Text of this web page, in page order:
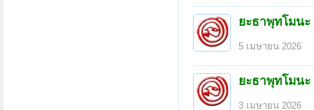
ยะธาพุทโมนะ
5 เมษายน 2026
ยะธาพุทโมนะ
3 เมษายน 2026